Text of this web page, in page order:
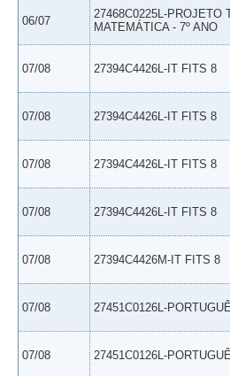
06/07
27468C0225L-PROJETO
MATEMÁTICA - 7º ANO
07/08 27394C4426L-IT FITS 8
07/08 27394C4426L-IT FITS 8
07/08 27394C4426L-IT FITS 8
07/08 27394C4426L-IT FITS 8
07/08 27394C4426M-IT FITS 8
07/08 27451C0126L-
07/08 27451C0126L-